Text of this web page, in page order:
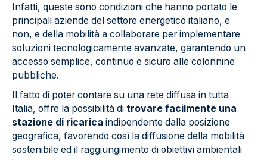
Infatti, queste sono condizioni che hanno portato le
principali aziende del settore energetico italiano, e
non, e della mobilità a collaborare per implementare
soluzioni tecnologicamente avanzate, garantendo un
accesso semplice, continuo e sicuro alle colonnine
pubbliche.
Il fatto di poter contare su una rete diffusa in tutta
Italia, offre la possibilità ditrovare facilmente una
stazione di ricarica indipendente dalla posizione
geografica, favorendo così la diffusione della mobilità
sostenibile ed il raggiungimento di obiettivi ambientali